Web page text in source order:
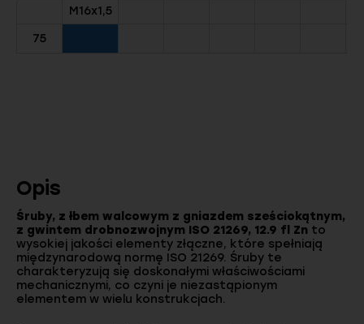
M16x1,5
75
Opis
Śruby, z łbem walcowym z gniazdem sześciokątnym,
z gwintem drobnozwojnym ISO 21269, 12.9 fl Zn to
wysokiej jakości elementy złączne, które spełniają
międzynarodową normę ISO 21269. Śruby te
charakteryzują się doskonałymi właściwościami
mechanicznymi, co czyni je niezastąpionym
elementem w wielu konstrukcjach.